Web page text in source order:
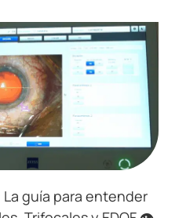
guía para entender